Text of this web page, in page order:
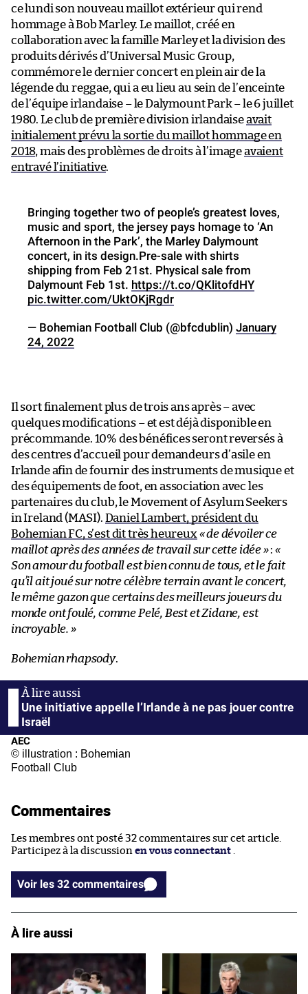
ce lundi son nouveau maillot extérieur qui rend
hommage à Bob Marley. Le maillot, créé en
collaboration avec la famille Marley et la division des
produits dérivés d’Universal Music Group,
commémore le dernier concert en plein air de la
légende du reggae, qui a eu lieu au sein de l’enceinte
de l’équipe irlandaise – le Dalymount Park – le 6 juillet
1980. Le club de première division irlandaiseavait
initialement prévu la sortie du maillot hommage en
2018, mais des problèmes de droits à l’imageavaient
entravé l’initiative.
Bringing together two of people’s greatest loves,
music and sport, the jersey pays homage to ‘An
Afternoon in the Park’, the Marley Dalymount
concert, in its design.Pre-sale with shirts
shipping from Feb 21st. Physical sale from
Dalymount Feb 1st. https://t.co/QKlitofdHY
pic.twitter.com/UktOKjRgdr
— Bohemian Football Club (@bfcdublin) January
24, 2022
Il sort finalement plus de trois ans après – avec
quelques modifications – et est déjà disponible en
précommande. 10% des bénéfices seront reversés à
des centres d’accueil pour demandeurs d’asile en
Irlande afin de fournir des instruments de musique et
des équipements de foot, en association avec les
partenaires du club, le Movement of Asylum Seekers
in Ireland (MASI). Daniel Lambert, président du
Bohemian FC, s’est dit très heureux « de dévoiler ce
maillot après des années de travail sur cette idée »:«
Son amour du football est bien connu de tous, et le fait
qu’il ait joué sur notre célèbre terrain avant le concert,
le même gazon que certains des meilleurs joueurs du
monde ont foulé, comme Pelé, Best et Zidane, est
incroyable. »
Bohemian rhapsody.
Une initiative appelle l’Irlande à ne pas jouer contre
Israël
AEC
© illustration : Bohemian
Football Club
Commentaires
Les membres ont posté 32 commentaires sur cet article.
Participez à la discussion en vous connectant
Voir les 32 commentaires
À lire aussi